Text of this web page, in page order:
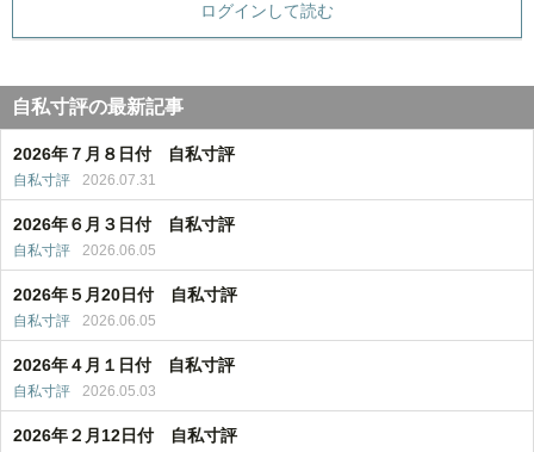
ログインして読む
自私寸評の最新記事
2026年７月８日付 自私寸評
自私寸評 2026.07.31
2026年６月３日付 自私寸評
自私寸評 2026.06.05
2026年５月20日付 自私寸評
自私寸評 2026.06.05
2026年４月１日付 自私寸評
自私寸評 2026.05.03
2026年２月12日付 自私寸評